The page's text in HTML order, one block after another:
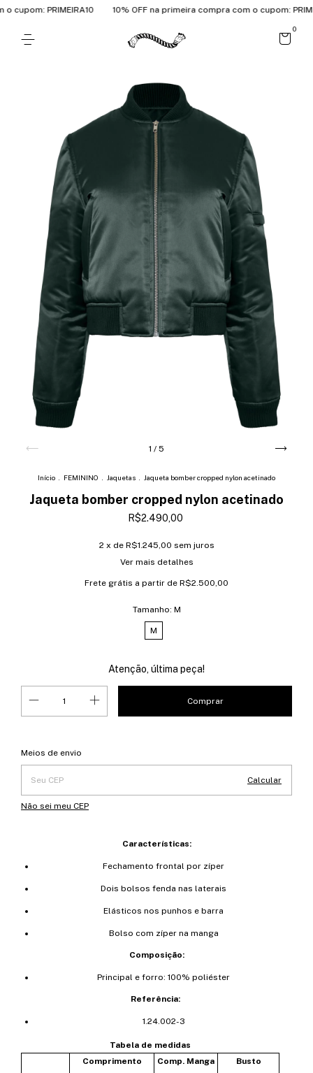
PRIMEIRA10 10% OFF na primeira compra com o cupom:
0
1 / 5
Início FEMININO Jaquetas Jaqueta bomber cropped nylon acetinado
Jaqueta bomber cropped nylon acetinado
R$2.490,00
2 x de R$1.245,00 sem juros
Ver mais detalhes
Frete grátis a partir de R$2.500,00
Tamanho: M
M
Atenção, última peça!
Entregas para o CEP:
Meios de envio
Calcular
Não sei meu CEP
Características:
Fechamento frontal por zíper
Dois bolsos fenda nas laterais
Elásticos nos punhos e barra
Bolso com zíper na manga
Composição:
Principal e forro: 100% poliéster
Referência:
1.24.002-3
Tabela de medidas
Comprimento
Comp. Manga Busto